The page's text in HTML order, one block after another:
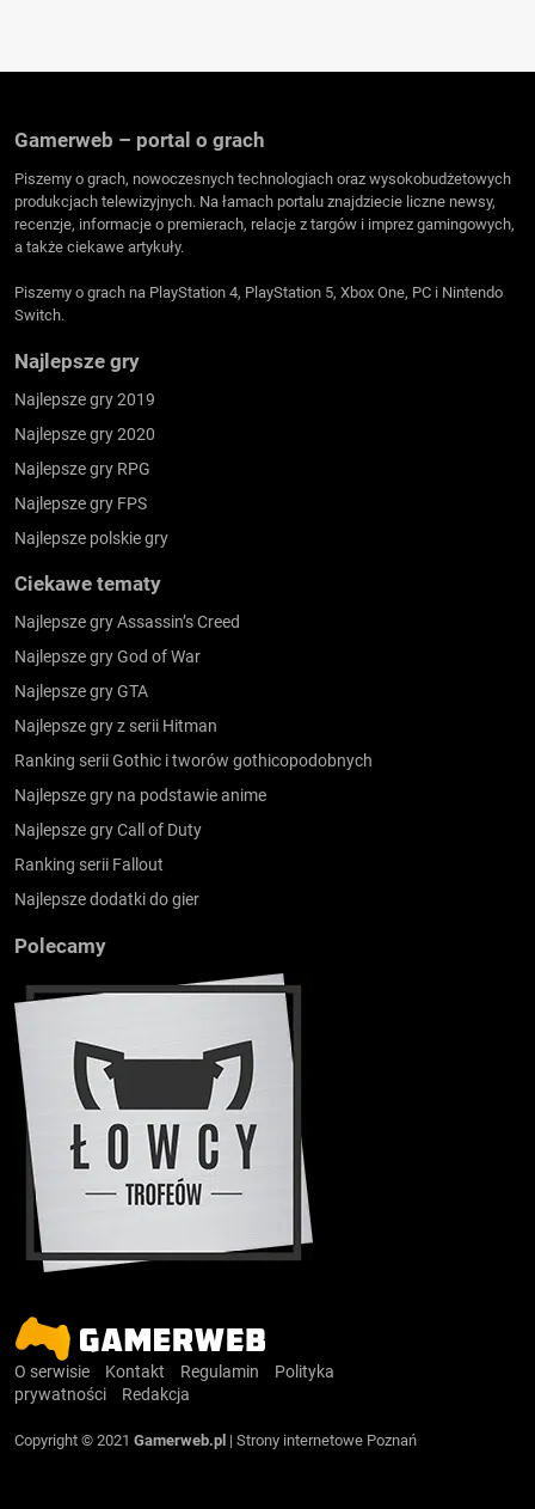
Gamerweb – portal o grach
Piszemy o grach, nowoczesnych technologiach oraz wysokobudżetowych
produkcjach telewizyjnych. Na łamach portalu znajdziecie liczne newsy,
recenzje, informacje o premierach, relacje z targów i imprez gamingowych,
a także ciekawe artykuły.
Piszemy o grach na PlayStation 4, PlayStation 5, Xbox One, PC i Nintendo
Switch.
Najlepsze gry
Najlepsze gry 2019
Najlepsze gry 2020
Najlepsze gry RPG
Najlepsze gry FPS
Najlepsze polskie gry
Ciekawe tematy
Najlepsze gry Assassin’s Creed
Najlepsze gry God of War
Najlepsze gry GTA
Najlepsze gry z serii Hitman
Ranking serii Gothic i tworów gothicopodobnych
Najlepsze gry na podstawie anime
Najlepsze gry Call of Duty
Ranking serii Fallout
Najlepsze dodatki do gier
Polecamy
O serwisie Kontakt Regulamin
Polityka
prywatności
Redakcja
Copyright © 2021 Gamerweb.pl | Strony internetowe Poznań